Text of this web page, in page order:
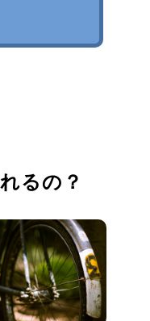
るの？